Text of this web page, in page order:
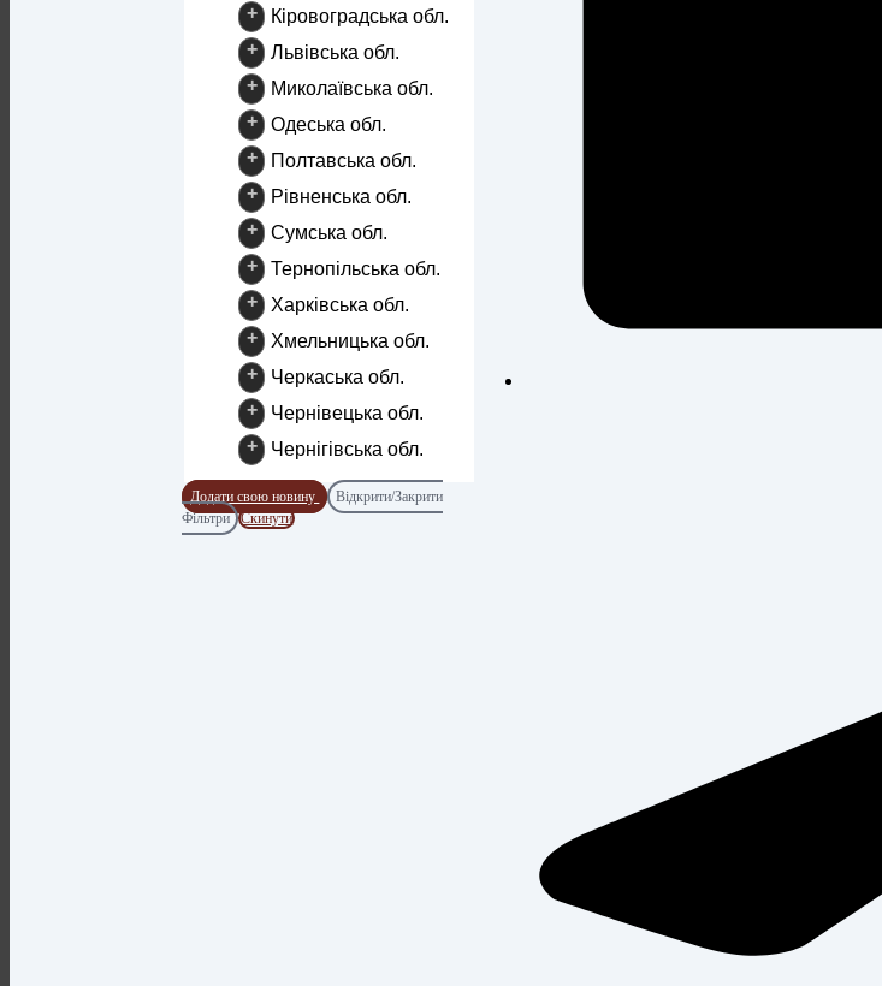
+
Кіровоградська обл.
+
Львівська обл.
+
Миколаївська обл.
+
Одеська обл.
+
Полтавська обл.
+
Рівненська обл.
+
Сумська обл.
+
Тернопільська обл.
+
Харківська обл.
+
Хмельницька обл.
+
Черкаська обл.
+
Чернівецька обл.
+
Чернігівська обл.
Додати свою новину
Відкрити/Закрити
Фільтри
Скинути